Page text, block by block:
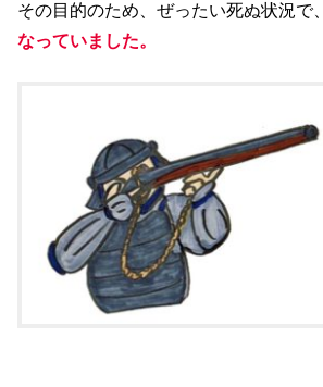
その目的のため、ぜったい死ぬ状況で、
なっていました。